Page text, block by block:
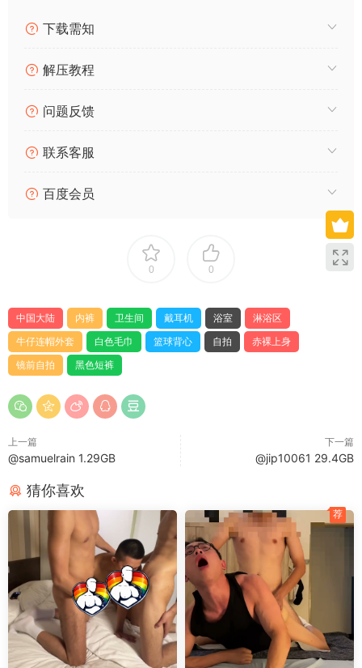
卫生间里，一名男子赤裸上身穿着黑色带白色纹路内裤举着手机
料盆和右侧置物架上的牙刷与绿色杯子，天花板照明设施发出柔
和光线照亮整个空间。镜头捕捉到他背部肌肉线条紧实，左手自
然搭在腰间稳定拍摄动作，表情专注平静。 男子身穿浅蓝牛仔连
帽外套时戴着耳机举手机自拍，背景是瓷砖墙面和淋浴区玻璃
门，天花板灯光与悬挂毛巾营造出简洁生活场景。浴室环境中洗
手池、马桶及置物架上的物品清晰可见，深色大理石瓷砖墙搭配
白色毛巾架显得整洁有序，黄色手套放在洗衣篮内增添细节质
感。 他时而赤裸上身展示健硕体态，时而穿上印NBA标志的紫色
缝垫子。动作自然流畅，包括右手持黑色手机调整拍摄角度、左
手搭腰或轻触镜面，整体状态放松自信，传递出日常私密氛围。
场景涵盖多种卫浴环境：卫生间有洗手池与马桶，浴室可见淋浴
区玻璃门和挂架毛巾，室内角落堆放纸袋木箱。人物着装随动作
变化，内裤、短裤、牛仔外套等细节真实呈现，镜头距离适中让
身材优势自然展现，没有过度修饰的刻意感。
下载需知
解压教程
问题反馈
联系客服
百度会员
0 0
中国大陆 内裤 卫生间 戴耳机 浴室
淋浴区
牛仔连帽外套
白色毛巾 篮球背心 自拍
赤裸上身
镜前自拍
黑色短裤
上一篇
@samuelrain 1.29GB
下一篇
@jip10061 29.4GB
猜你喜欢
荐